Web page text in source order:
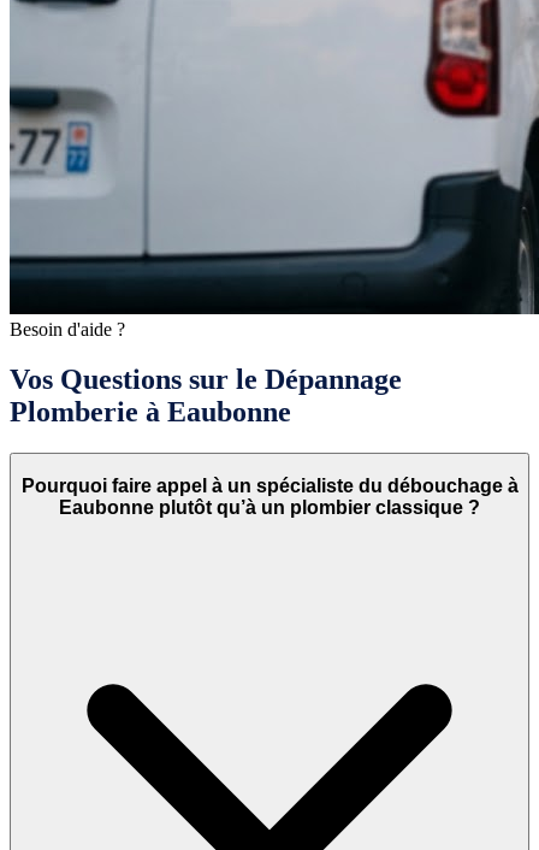
Besoin d'aide ?
Vos Questions sur le Dépannage
Plomberie à Eaubonne
Pourquoi faire appel à un spécialiste du débouchage à
Eaubonne plutôt qu’à un plombier classique ?